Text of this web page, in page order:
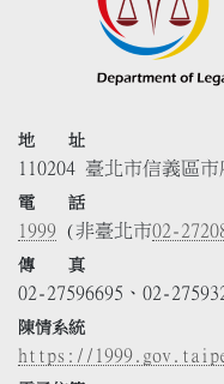
地 址
110204 臺北市信義區
電 話
1999 (非臺北市02-
傳 真
02-27596695、02-
陳情系統
https://